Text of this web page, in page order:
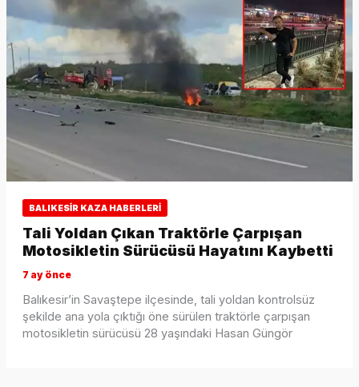
BALIKESIR KAZA HABERLERI
Tali Yoldan Çıkan Traktörle Çarpışan
Motosikletin Sürücüsü Hayatını Kaybetti
7 ay önce
Balıkesir’in Savaştepe ilçesinde, tali yoldan kontrolsüz
şekilde ana yola çıktığı öne sürülen traktörle çarpışan
motosikletin sürücüsü 28 yaşındaki Hasan Güngör